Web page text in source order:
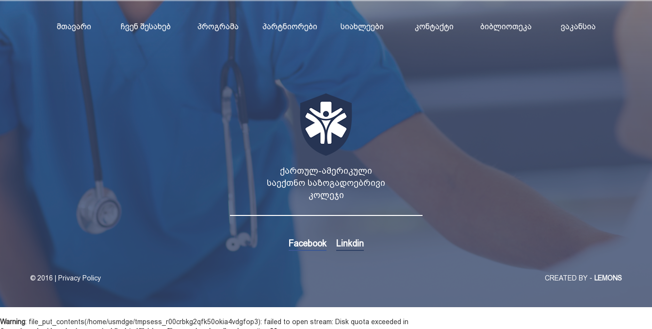
ᲛᲗᲐᲕᲐᲠᲘ ᲩᲕᲔᲜ ᲨᲔᲡᲐᲮᲔᲑ ᲞᲠᲝᲒᲠᲐᲛᲐ ᲞᲐᲠᲢᲜᲘᲝᲠᲔᲑᲘ ᲡᲘᲐᲮᲚᲔᲔᲑᲘ ᲙᲝᲜᲢᲐᲥᲢᲘ ᲑᲘᲑᲚᲘᲝᲗᲔᲙᲐ ᲕᲐᲙᲐᲜᲡᲘᲐ
ᲥᲐᲠᲗᲣᲚ-ᲐᲛᲔᲠᲘᲙᲣᲚᲘ
ᲡᲐᲔᲥᲗᲜᲝ ᲡᲐᲖᲝᲒᲐᲓᲝᲔᲑᲠᲘᲕᲘ
ᲙᲝᲚᲔᲯᲘ
Facebook Linkdin
© 2016 | Privacy Policy CREATED BY - LEMONS
Warning: file_put_contents(/home/usmdge/tmpsess_r00crbkg2qfk50okia4vdgfop3): failed to open stream: Disk quota exceeded in